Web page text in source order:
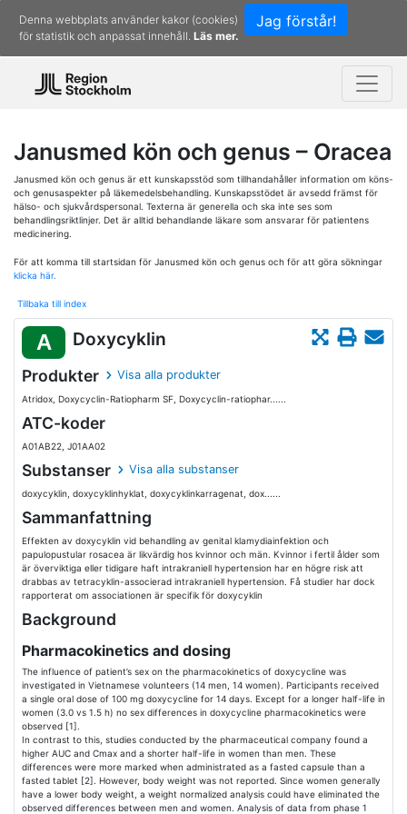
Jag förstår!
Denna webbplats använder kakor (cookies)
för statistik och anpassat innehåll. Läs mer.
Janusmed kön och genus – Oracea
Janusmed kön och genus är ett kunskapsstöd som tillhandahåller information om köns-
och genusaspekter på läkemedelsbehandling. Kunskapsstödet är avsedd främst för
hälso- och sjukvårdspersonal. Texterna är generella och ska inte ses som
behandlingsriktlinjer. Det är alltid behandlande läkare som ansvarar för patientens
medicinering.
För att komma till startsidan för Janusmed kön och genus och för att göra sökningar
klicka här.
Tillbaka till index
A Doxycyklin
Produkter Visa alla produkter
Atridox, Doxycyclin-Ratiopharm SF, Doxycyclin-ratiophar......
ATC-koder
A01AB22, J01AA02
Substanser Visa alla substanser
doxycyklin, doxycyklinhyklat, doxycyklinkarragenat, dox......
Sammanfattning
Effekten av doxycyklin vid behandling av genital klamydiainfektion och
papulopustular rosacea är likvärdig hos kvinnor och män. Kvinnor i fertil ålder som
är överviktiga eller tidigare haft intrakraniell hypertension har en högre risk att
drabbas av tetracyklin-associerad intrakraniell hypertension. Få studier har dock
rapporterat om associationen är specifik för doxycyklin
Background
Pharmacokinetics and dosing
The influence of patient’s sex on the pharmacokinetics of doxycycline was
investigated in Vietnamese volunteers (14 men, 14 women). Participants received
a single oral dose of 100 mg doxycycline for 14 days. Except for a longer half-life in
women (3.0 vs 1.5 h) no sex differences in doxycycline pharmacokinetics were
observed [1].
In contrast to this, studies conducted by the pharmaceutical company found a
higher AUC and Cmax and a shorter half-life in women than men. These
differences were more marked when administrated as a fasted capsule than a
fasted tablet [2]. However, body weight was not reported. Since women generally
have a lower body weight, a weight normalized analysis could have eliminated the
observed differences between men and women. Analysis of data from phase 1